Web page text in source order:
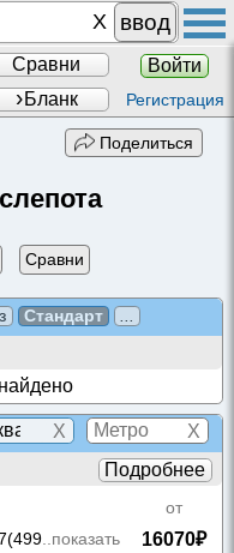
ввод
Сравни
Войти
Бланк Регистрация
Поделиться
Сравни
Стандарт
X
X
Подробнее
..показать
от
16070₽